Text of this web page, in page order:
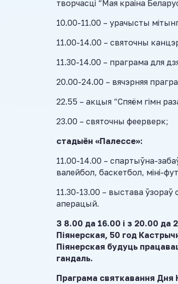
творчасці “Мая краіна
10.00-11.00 – урачысты
11.00-14.00 – святочны
11.30-14.00 – праграма для
20.00-24.00 – вячэрняя
22.55 – акцыя “Спяём гімн
23.00 – святочны феерверк;
стадыён «Палессе»:
11.00-14.00 – спартыўна-
валейбол, баскетбол, міні-
11.30-13.00 – выстава ўзораў
аперацый.
З 8.00 да 16.00 і з 20.00 да
Піянерская, 50 год
Піянерская будуць
гандаль.
Праграма святкавання Дня